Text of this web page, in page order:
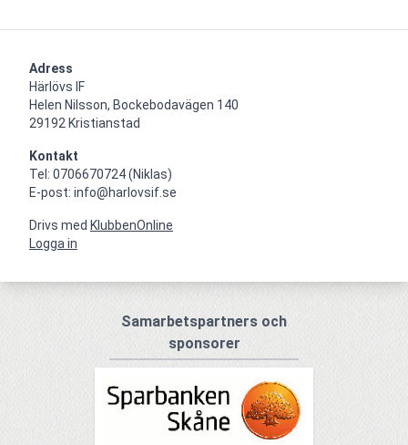
Adress
Härlövs IF
Helen Nilsson, Bockebodavägen 140
29192 Kristianstad
Kontakt
Tel: 0706670724 (Niklas)
E-post: info@harlovsif.se
Drivs med KlubbenOnline
Logga in
Samarbetspartners och
sponsorer